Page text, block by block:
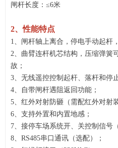
闸杆长度：≤6米
2、性能特点
1、闸杆轴上离合，停电手动起杆
2、曲臂连杆机芯结构，压缩弹
故；
3、无线遥控控制起杆、落杆和停
4、自带闸杆遇阻返回功能；
5、红外对射防砸（需配红外对射
6、支持外置和内置地感；
7、接停车场系统开、关控制信号
8、RS485串口通讯（选配）；